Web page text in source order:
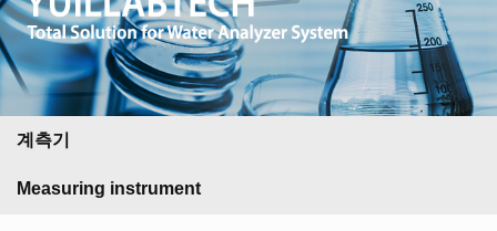
계측기
Measuring instrument